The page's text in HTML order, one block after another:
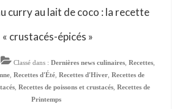
curry au lait de coco : la recette
« crustacés-épicés »
Classé dans : Dernières news culinaires Recettes
Recettes d'Été Recettes d'Hiver Recettes de
, Recettes de poissons et crustacés, Recettes de
Printemps